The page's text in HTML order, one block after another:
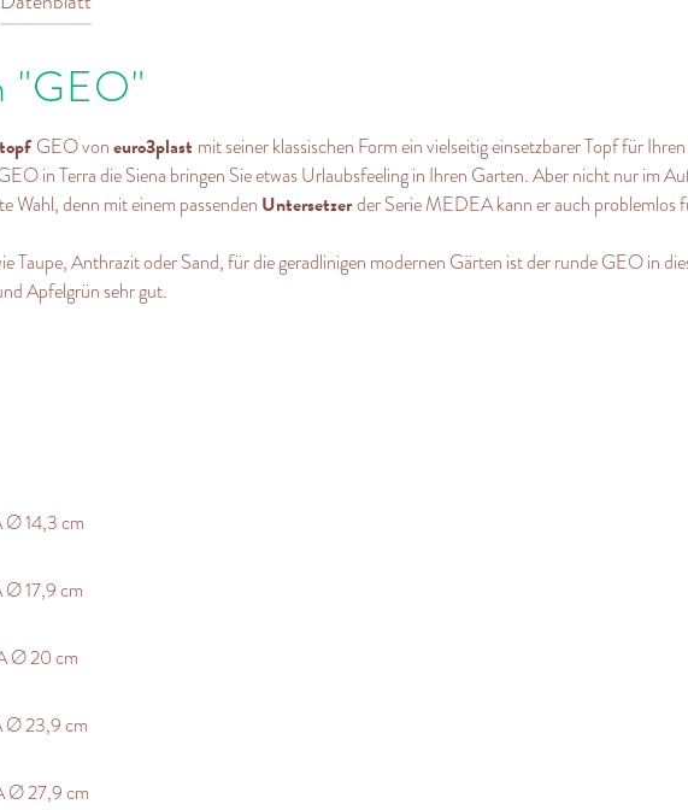
"GEO"
GEO voneuro3plast mit seiner klassischen Form ein vielseitig einsetzbarer Topf für
in Terra die Siena bringen Sie etwas Urlaubsfeeling in Ihren Garten. Aber nicht nur im
Wahl, denn mit einem passenden Untersetzerder Serie MEDEA kann er auch problemlos
Taupe, Anthrazit oder Sand, für die geradlinigen modernen Gärten ist der runde GEO in
Apfelgrün sehr gut.
Ø 14,3 cm
17,9 cm
Ø 20 cm
Ø 23,9 cm
Ø 27,9 cm